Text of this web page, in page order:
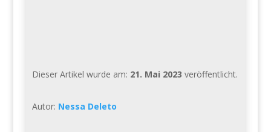
Dieser Artikel wurde am: 21. Mai 2023 veröffentlicht.
Autor: Nessa Deleto